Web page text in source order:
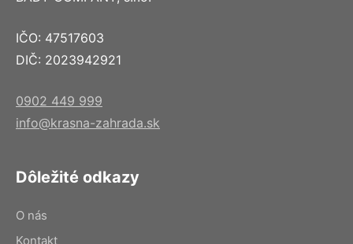
IČO: 47517603
DIČ: 2023942921
0902 449 999
info@krasna-zahrada.sk
Dôležité odkazy
O nás
Kontakt